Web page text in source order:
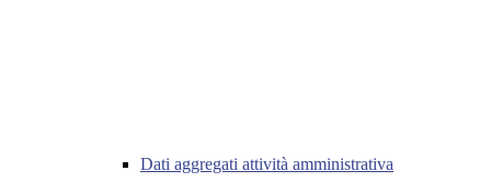
Dati aggregati attività amministrativa